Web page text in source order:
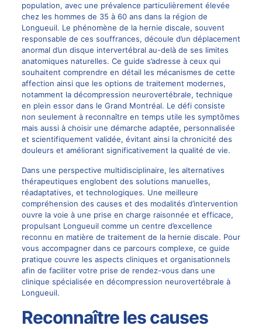
population, avec une prévalence particulièrement élevée
chez les hommes de 35 à 60 ans dans la région de
Longueuil. Le phénomène de la hernie discale, souvent
responsable de ces souffrances, découle d’un déplacement
anormal d’un disque intervertébral au-delà de ses limites
anatomiques naturelles. Ce guide s’adresse à ceux qui
souhaitent comprendre en détail les mécanismes de cette
affection ainsi que les options de traitement modernes,
notamment la décompression neurovertébrale, technique
en plein essor dans le Grand Montréal. Le défi consiste
non seulement à reconnaître en temps utile les symptômes
mais aussi à choisir une démarche adaptée, personnalisée
et scientifiquement validée, évitant ainsi la chronicité des
douleurs et améliorant significativement la qualité de vie.
Dans une perspective multidisciplinaire, les alternatives
thérapeutiques englobent des solutions manuelles,
réadaptatives, et technologiques. Une meilleure
compréhension des causes et des modalités d’intervention
ouvre la voie à une prise en charge raisonnée et efficace,
propulsant Longueuil comme un centre d’excellence
reconnu en matière de traitement de la hernie discale. Pour
vous accompagner dans ce parcours complexe, ce guide
pratique couvre les aspects cliniques et organisationnels
afin de faciliter votre prise de rendez-vous dans une
clinique spécialisée en décompression neurovertébrale à
Longueuil.
Reconnaître les causes